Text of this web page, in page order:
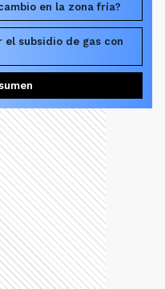
en la zona fría?
el subsidio de gas con